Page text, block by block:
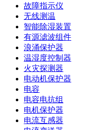
故障指示仪
无线测温
智能除湿装置
有源滤波组件
浪涌保护器
温湿度控制器
火灾探测器
电动机保护器
电容
电容电抗组
电机保护器
电流互感器